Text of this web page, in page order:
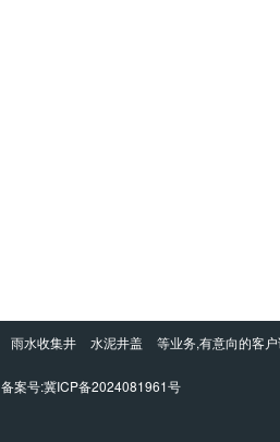
雨水收集井 水泥井盖
等业务,有意向的客
备案号:冀ICP备2024081961号